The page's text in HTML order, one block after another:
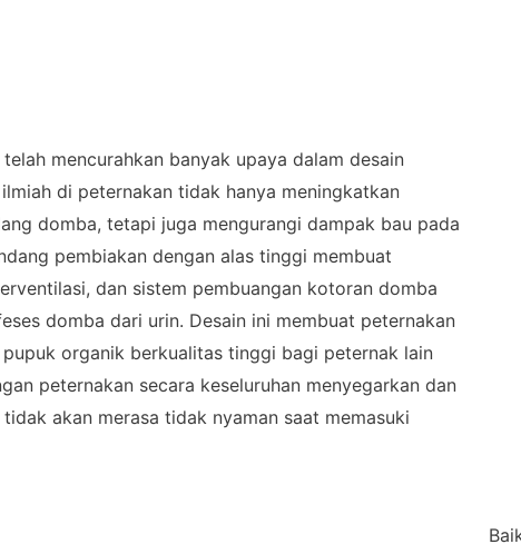
mencurahkan banyak upaya dalam desain
di peternakan tidak hanya meningkatkan
domba, tetapi juga mengurangi dampak bau pada
pembiakan dengan alas tinggi membuat
dan sistem pembuangan kotoran domba
domba dari urin. Desain ini membuat peternakan
organik berkualitas tinggi bagi peternak lain
peternakan secara keseluruhan menyegarkan dan
akan merasa tidak nyaman saat memasuki